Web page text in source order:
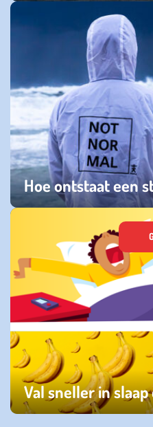
woensdag 19 maart 2025
Hoe ontstaat een
woensdag 06 november
Val sneller in